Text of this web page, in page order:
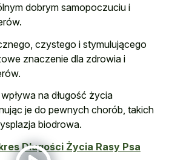
dobrym samopoczuciu i
czystego i stymulującego
znaczenie dla zdrowia i
na długość życia
je do pewnych chorób, takich
biodrowa.
Długości Życia Rasy Psa